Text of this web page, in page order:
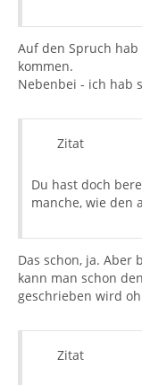
Auf den Spruch
kommen.
Nebenbei - ich hab
Zitat
Du hast doch
manche, wie den
Das schon, ja. Aber
kann man schon
geschrieben wird
Zitat